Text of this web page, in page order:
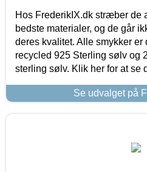
Hos FrederikIX.dk stræber de
bedste materialer, og de går
deres kvalitet. Alle smykker er
recycled 925 Sterling sølv og
sterling sølv. Klik her for at se
Se udvalget på